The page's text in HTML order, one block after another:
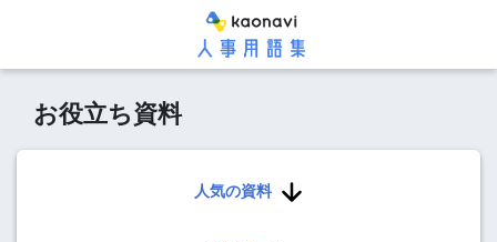
お役立ち資料
人気の資料